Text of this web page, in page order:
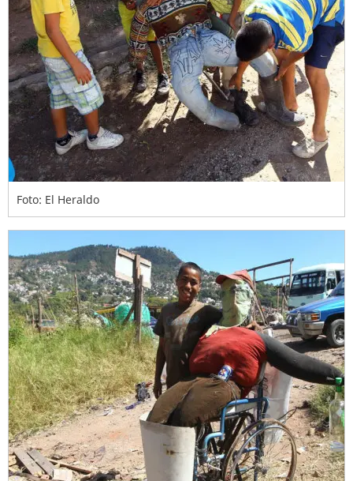
Foto: El Heraldo